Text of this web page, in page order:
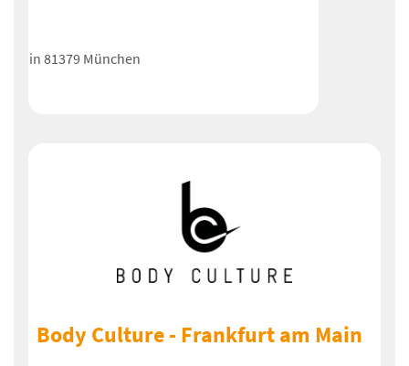
in 81379 München
Body Culture - Frankfurt am Main